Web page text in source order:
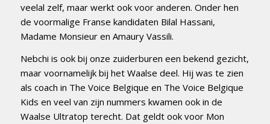
veelal zelf, maar werkt ook voor anderen. Onder hen
de voormalige Franse kandidaten Bilal Hassani,
Madame Monsieur en Amaury Vassili.
Nebchi is ook bij onze zuiderburen een bekend gezicht,
maar voornamelijk bij het Waalse deel. Hij was te zien
als coach in The Voice Belgique en The Voice Belgique
Kids en veel van zijn nummers kwamen ook in de
Waalse Ultratop terecht. Dat geldt ook voor Mon